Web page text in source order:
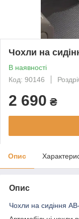
Чохли на
В наявності
Код: 90146
2 690 ₴
Опис
Опис
Чохли на сидіння